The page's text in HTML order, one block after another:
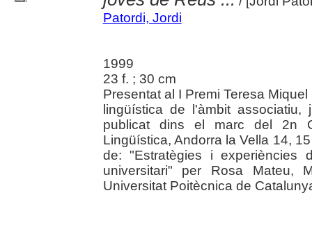
Patordi, Jordi
1999
23 f. ; 30 cm
Presentat al I Premi Teresa
lingüística de l'àmbit
publicat dins el marc del 2n
Lingüística, Andorra la Vella 14,
de: "Estratègies i experiències
universitari" per Rosa Mateu,
Universitat Poitècnica de